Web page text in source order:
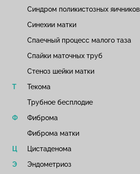
Синдром поликистозных яичников
Синехии матки
Спаечный процесс малого таза
Спайки маточных труб
Стеноз шейки матки
Текома
Трубное бесплодие
Фиброма
Фиброма матки
Цистаденома
Эндометриоз